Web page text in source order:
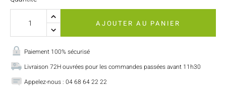
AJOUTER AU PANIER
Paiement 100% sécurisé
Livraison 72H ouvrées pour les commandes passées avant 11h30
Appelez-nous : 04 68 64 22 22